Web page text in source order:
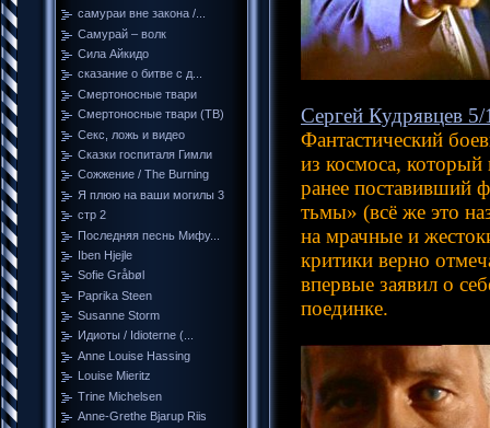
самураи вне закона /...
Самурай – волк
Сила Айкидо
сказание о битве с д...
Смертоносные твари
Смертоносные твари (ТВ)
Секс, ложь и видео
Сказки госпиталя Гимли
Сожжение / The Burning
Я плюю на ваши могилы 3
стр 2
Последняя песнь Мифу...
Iben Hjejle
Sofie Gråbøl
Paprika Steen
Susanne Storm
Идиоты / Idioterne (...
Anne Louise Hassing
Louise Mieritz
Trine Michelsen
Anne-Grethe Bjarup Riis
Сергей Кудрявцев 5/
Фантастический
из космоса,
ранее поставивший
тьмы» (всё же это
на мрачные и
критики верно
впервые заявил о
поединке.